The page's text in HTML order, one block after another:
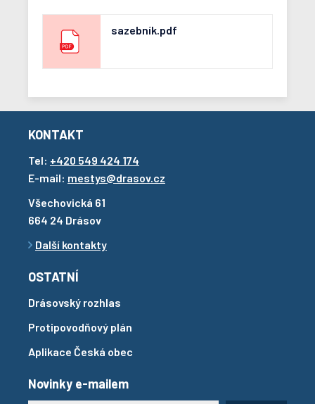
sazebník.pdf
KONTAKT
Tel: +420 549 424 174
E-mail: mestys@drasov.cz
Všechovická 61
664 24 Drásov
Další kontakty
OSTATNÍ
Drásovský rozhlas
Protipovodňový plán
Aplikace Česká obec
Novinky e-mailem